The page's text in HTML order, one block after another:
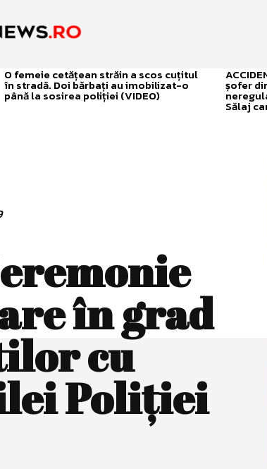
O femeie cetățean străin a scos cuțitul
în stradă. Doi bărbați au imobilizat-o
până la sosirea poliției (VIDEO)
șofer
Sălaj
în grad
cu
Poliției